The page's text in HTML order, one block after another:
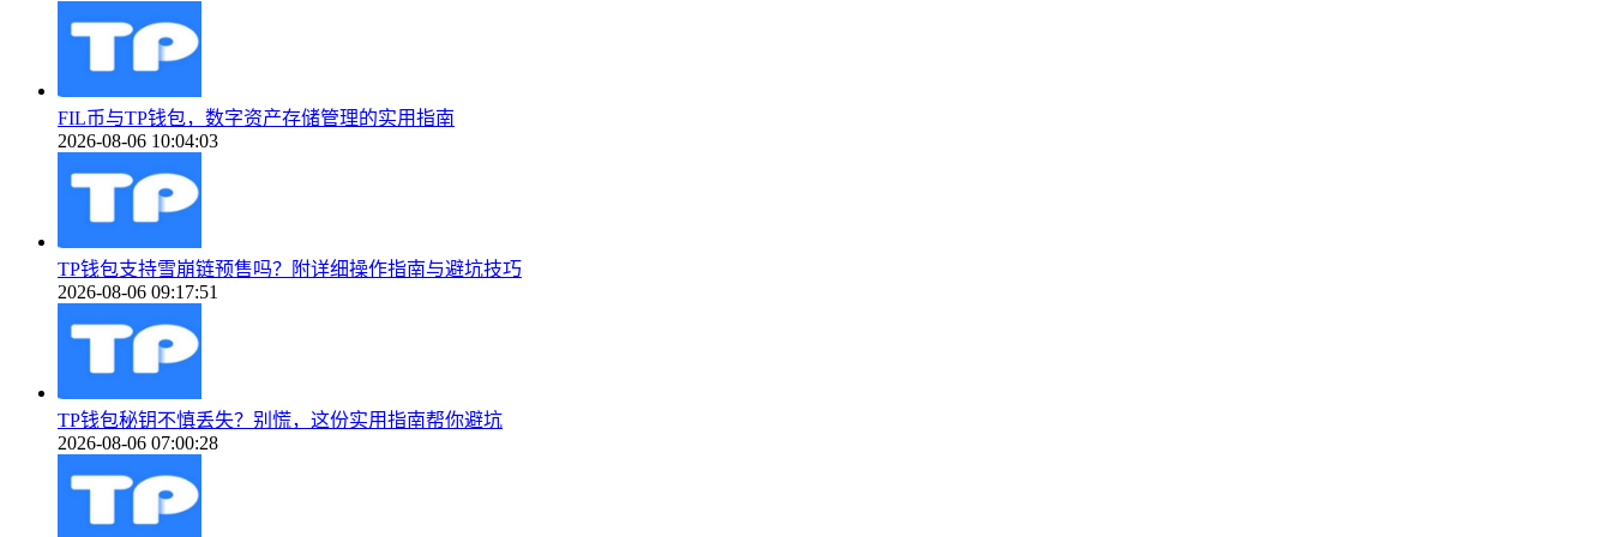
FIL币与TP钱包，数字资产存储管理的实用指南
2026-08-06 10:04:03
TP钱包支持雪崩链预售吗？附详细操作指南与避坑技巧
2026-08-06 09:17:51
TP钱包秘钥不慎丢失？别慌，这份实用指南帮你避坑
2026-08-06 07:00:28